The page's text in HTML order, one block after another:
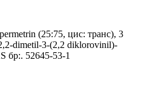
(25:75, цис: транс), 3
dimetil-3-(2,2 diklorovinil)-
бр:. 52645-53-1